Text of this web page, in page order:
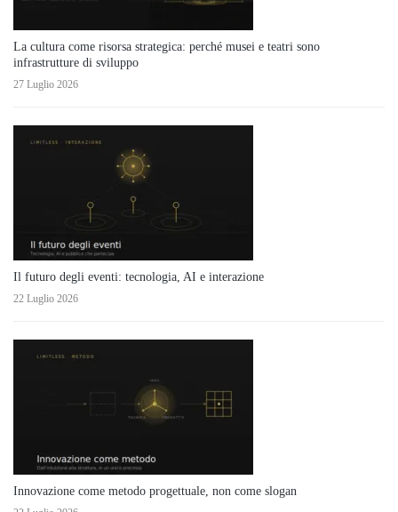
La cultura come risorsa strategica: perché musei e teatri sono
infrastrutture di sviluppo
27 Luglio 2026
Il futuro degli eventi: tecnologia, AI e interazione
22 Luglio 2026
Innovazione come metodo progettuale, non come slogan